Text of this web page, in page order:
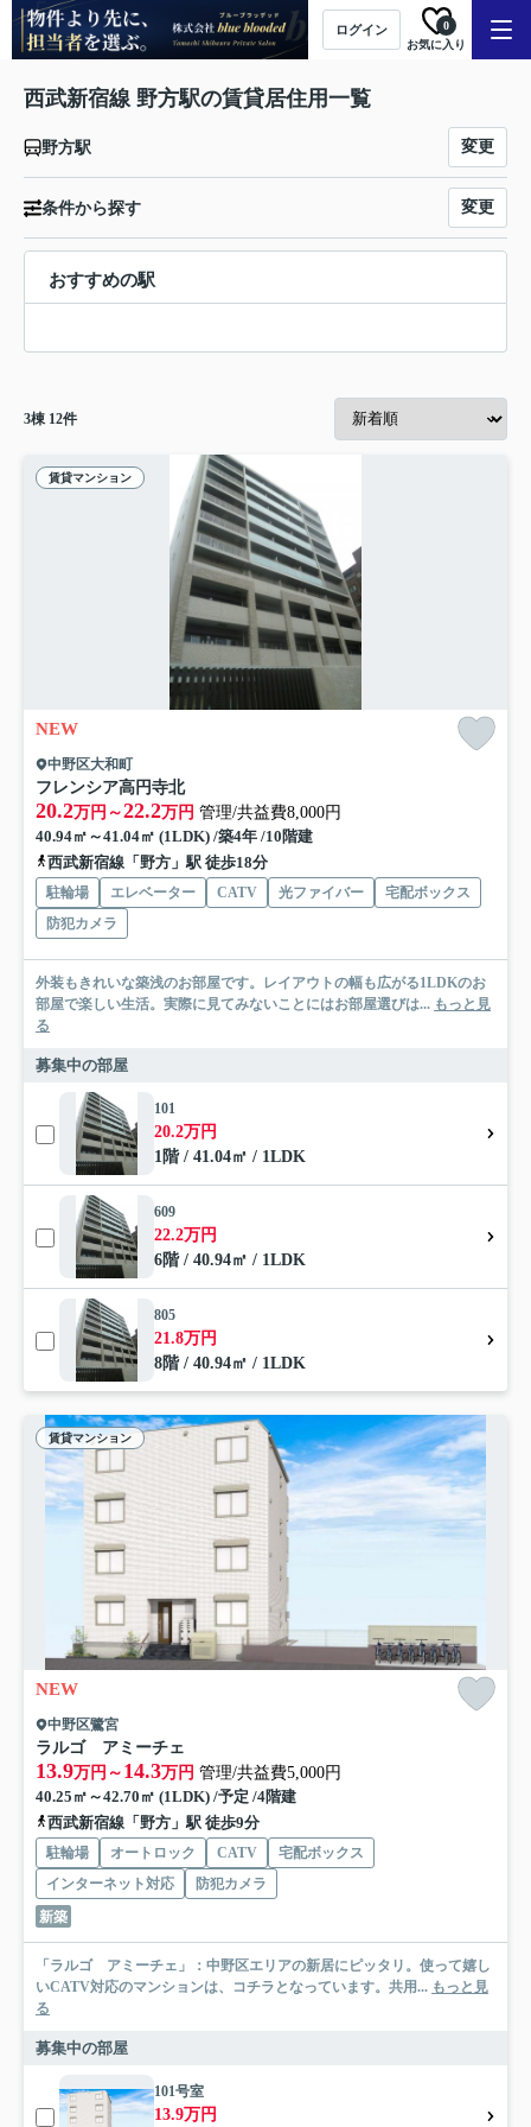
ログイン
お気に入り
0
西武新宿線 野方駅の賃貸居住用一覧
野方駅 変更
条件から探す 変更
おすすめの駅
3棟 12件
賃貸マンション
NEW
中野区大和町
フレンシア高円寺北
20.2万円～22.2万円 管理/共益費8,000円
40.94㎡～41.04㎡ (1LDK) /築4年 /10階建
西武新宿線「野方」駅 徒歩18分
駐輪場 エレベーター CATV 光ファイバー
宅配ボックス
防犯カメラ
外装もきれいな築浅のお部屋です。レイアウトの幅も広がる1LDKのお
部屋で楽しい生活。実際に見てみないことにはお部屋選びは... もっと見
る
募集中の部屋
101
20.2万円
1階 / 41.04㎡ / 1LDK
609
22.2万円
6階 / 40.94㎡ / 1LDK
805
21.8万円
8階 / 40.94㎡ / 1LDK
賃貸マンション
NEW
中野区鷺宮
ラルゴ アミーチェ
13.9万円～ 14.3万円 管理/共益費5,000円
40.25㎡～42.70㎡ (1LDK) /予定 /4階建
西武新宿線「野方」駅 徒歩9分
駐輪場 オートロック CATV
宅配ボックス
インターネット対応
防犯カメラ
新築
「ラルゴ アミーチェ」：中野区エリアの新居にピッタリ。使って嬉し
いCATV対応のマンションは、コチラとなっています。共用... もっと見
る
募集中の部屋
101号室
13.9万円